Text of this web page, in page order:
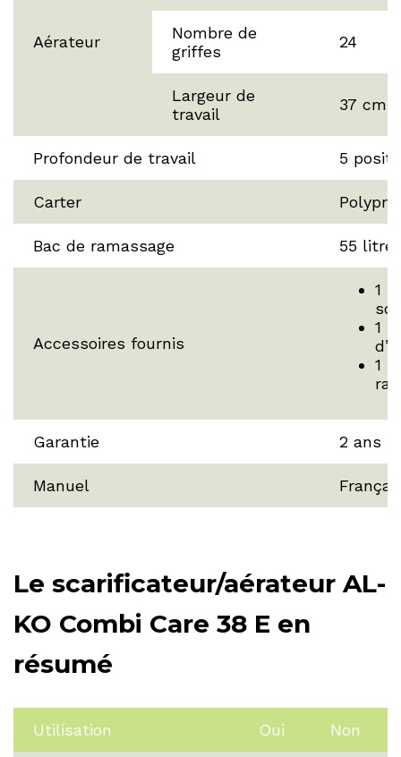
Aérateur
Nombre de
griffes
24
Largeur de
travail
37 cm
Profondeur de travail 5
Carter
Bac de ramassage 55
Accessoires fournis
1
1
1
Garantie 2 ans
Manuel
Le scarificateur/aérateur AL-
KO Combi Care 38 E en
résumé
Utilisation Oui Non